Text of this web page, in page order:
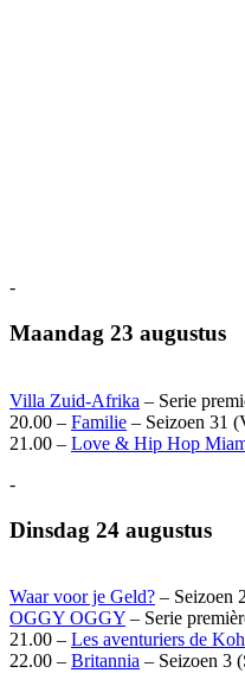
-
Maandag 23 augustus
Villa Zuid-Afrika – Serie
20.00 – Familie – Seizoen 31
21.00 – Love & Hip Hop
-
Dinsdag 24 augustus
Waar voor je Geld? – Seizoen
OGGY OGGY – Serie
21.00 – Les aventuriers de
22.00 – Britannia – Seizoen 3